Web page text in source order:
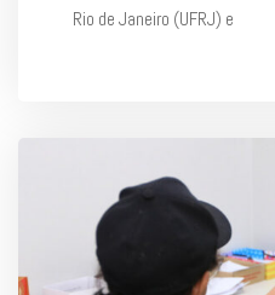
Rio de Janeiro (UFRJ) e